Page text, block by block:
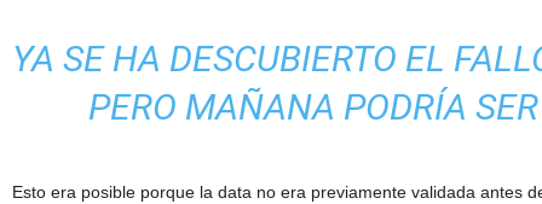
YA SE HA DESCUBIERTO EL
PERO MAÑANA PODRÍA
Esto era posible porque la data no era previamente validada antes